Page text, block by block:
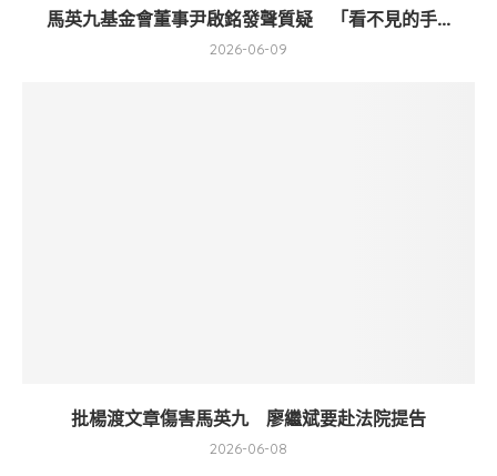
馬英九基金會董事尹啟銘發聲質疑 「看不見的手...
2026-06-09
批楊渡文章傷害馬英九 廖繼斌要赴法院提告
2026-06-08